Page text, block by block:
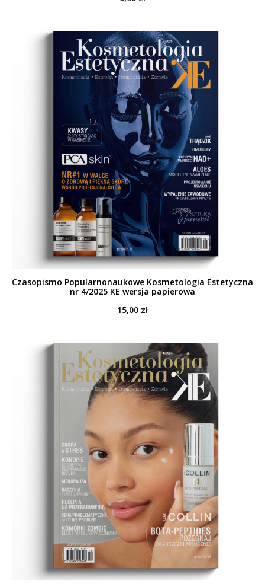
Czasopismo Popularnonaukowe Kosmetologia Estetyczna
nr 4/2025 KE wersja papierowa
15,00 zł